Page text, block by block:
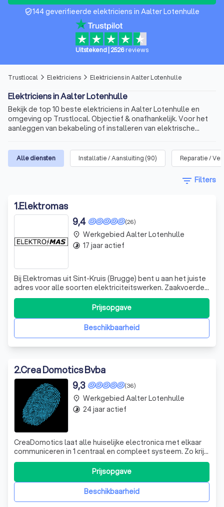
verified_user144 geverifieerde elektriciens in Aalter Lotenhulle
Uitstekend 2526reviews
Trustlocal arrow_forward_ios Elektriciens arrow_forward_ios Elektriciens in Aalter Lotenhulle
Elektriciens in Aalter Lotenhulle
Bekijk de top 10 beste elektriciens in Aalter Lotenhulle en
omgeving op Trustlocal. Objectief & onafhankelijk. Voor het
aanleggen van bekabeling of installeren van elektrische
Alle diensten Installatie / Aansluiting (90) Reparatie /
filter_list Filters
1.Elektromas
(26)
9,4
Bij Elektromas uit Sint-Kruis (Brugge) bent u aan het juiste
adres voor alle soorten elektriciteitswerken. Zaakvoerder
Thomas Debruyne heeft meer dan tien jaar ervaring in de
sector en runt zijn eenmanszaak met veel passie. Hij
levert steeds een kwalitatieve service tegen betaalbare
prijzen.
Beschikbaarheid
Prijsopgave
place Werkgebied Aalter Lotenhulle
timelapse 17 jaar actief
2.Crea Domotics Bvba
(36)
9,3
CreaDomotics laat alle huiselijke electronica met elkaar
communiceren in 1 centraal en compleet systeem. Zo krijg
jij de wereld aan je vingertoppen en bepaal je met 1 kleine
aanraking alle omgevingsfactoren. CREADOMOTICS
VOOR IEDEREEN Als je woorden als ‘electronica’,
‘domotica’, ‘bedieningspaneel’
Beschikbaarheid
Prijsopgave
place Werkgebied Aalter Lotenhulle
timelapse 24 jaar actief